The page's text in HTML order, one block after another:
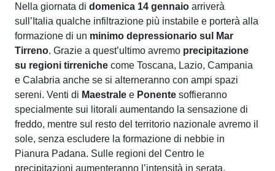
Nella giornata di domenica 14 gennaio arriverà
sull’Italia qualche infiltrazione più instabile e porterà alla
formazione di un minimo depressionario sul Mar
Tirreno. Grazie a quest’ultimo avremo precipitazione
su regioni tirreniche come Toscana, Lazio, Campania
e Calabria anche se si alterneranno con ampi spazi
sereni. Venti di Maestrale e Ponente soffieranno
specialmente sui litorali aumentando la sensazione di
freddo, mentre sul resto del territorio nazionale avremo il
sole, senza escludere la formazione di nebbie in
Pianura Padana. Sulle regioni del Centro le
precipitazioni aumenteranno l’intensità in serata.